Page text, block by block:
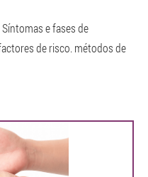
e fases de
de risco. métodos de